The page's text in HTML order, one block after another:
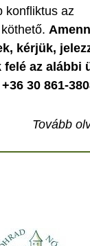
konfliktus az
kérjük,
felé az alábbi
30 861-
Tovább